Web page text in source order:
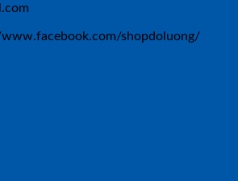
shopdoluong/